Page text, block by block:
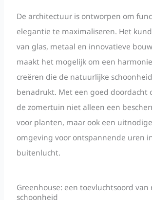
De architectuur is ontworpen om
elegantie te maximaliseren. Het
van glas, metaal en innovatieve
maakt het mogelijk om een
creëren die de natuurlijke
benadrukt. Met een goed doordacht
de zomertuin niet alleen een
voor planten, maar ook een
omgeving voor ontspannende uren
buitenlucht.
Greenhouse: een toevluchtsoord van
schoonheid